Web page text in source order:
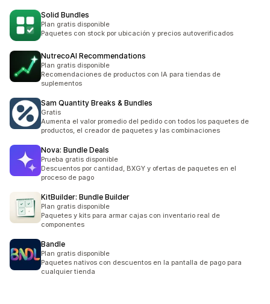
Solid Bundles
Plan gratis disponible
Paquetes con stock por ubicación y precios autoverificados
NutrecoAI Recommendations
Plan gratis disponible
Recomendaciones de productos con IA para tiendas de
suplementos
Sam Quantity Breaks & Bundles
Gratis
Aumenta el valor promedio del pedido con todos los paquetes de
productos, el creador de paquetes y las combinaciones
Nova: Bundle Deals
Prueba gratis disponible
Descuentos por cantidad, BXGY y ofertas de paquetes en el
proceso de pago
KitBuilder: Bundle Builder
Plan gratis disponible
Paquetes y kits para armar cajas con inventario real de
componentes
Bandle
Plan gratis disponible
Paquetes nativos con descuentos en la pantalla de pago para
cualquier tienda